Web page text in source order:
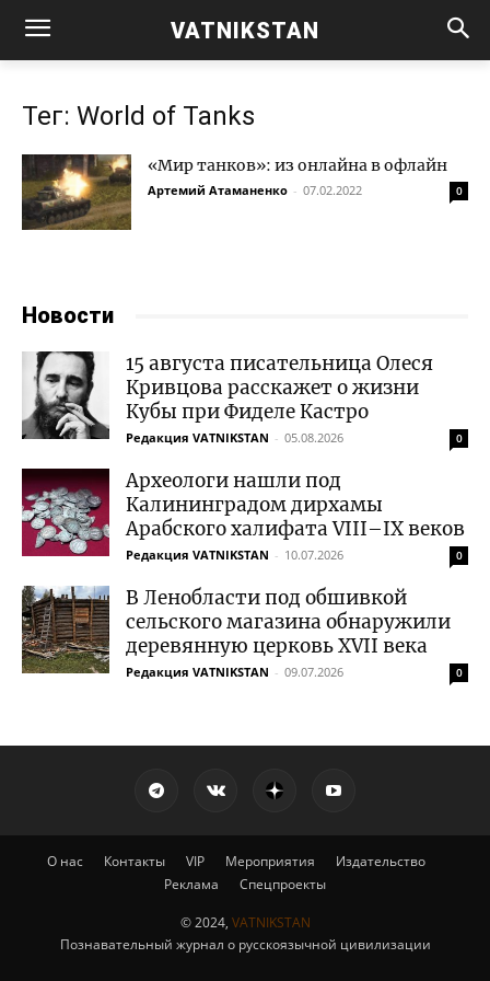
VATNIKSTAN
Тег: World of Tanks
«Мир танков»: из онлайна в офлайн
Артемий Атаманенко - 07.02.2022 0
Новости
15 августа писательница Олеся
Кривцова расскажет о жизни
Кубы при Фиделе Кастро
Редакция VATNIKSTAN - 05.08.2026 0
Археологи нашли под
Калининградом дирхамы
Арабского халифата VIII–IX веков
Редакция VATNIKSTAN - 10.07.2026 0
В Ленобласти под обшивкой
сельского магазина обнаружили
деревянную церковь XVII века
Редакция VATNIKSTAN - 09.07.2026 0
О нас Контакты VIP Мероприятия
Издательство
Реклама
Спецпроекты
© 2024, VATNIKSTAN
Познавательный журнал о русскоязычной цивилизации